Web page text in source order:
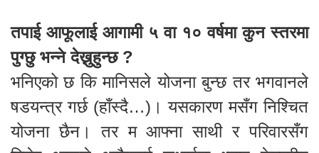
तपाई आफूलाई आगामी ५ वा १० वर्षमा कुन स्तरमा
पुग्छु भन्ने देख्नुहुन्छ ?
भनिएको छ कि मानिसले योजना बुन्छ तर भगवानले
षडयन्त्र गर्छ (हाँस्दै…)। यसकारण मसँग निश्चित
योजना छैन। तर म आफ्ना साथी र परिवारसँग